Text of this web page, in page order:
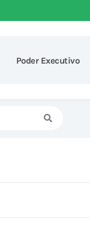
Poder Executivo